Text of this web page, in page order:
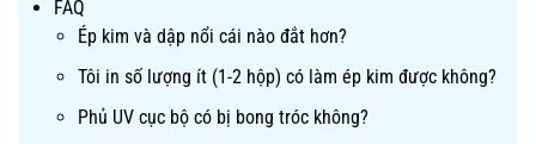
FAQ
Ép kim và dập nổi cái nào đắt hơn?
Tôi in số lượng ít (1-2 hộp) có làm ép kim được không?
Phủ UV cục bộ có bị bong tróc không?